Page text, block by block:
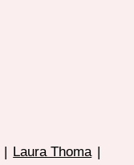
Laura Thoma